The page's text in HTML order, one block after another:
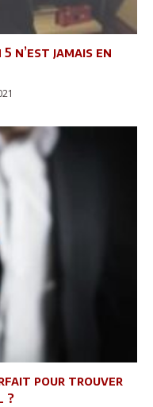
n’est jamais en
pour trouver
?